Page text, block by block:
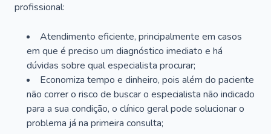
profissional:
Atendimento eficiente, principalmente em casos
em que é preciso um diagnóstico imediato e há
dúvidas sobre qual especialista procurar;
Economiza tempo e dinheiro, pois além do paciente
não correr o risco de buscar o especialista não indicado
para a sua condição, o clínico geral pode solucionar o
problema já na primeira consulta;